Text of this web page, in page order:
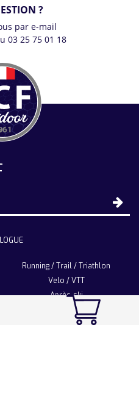
?
par e-mail
03 25 75 01 18
Running / Trail / Triathlon
Velo / VTT
Après-ski
Sport Fashion